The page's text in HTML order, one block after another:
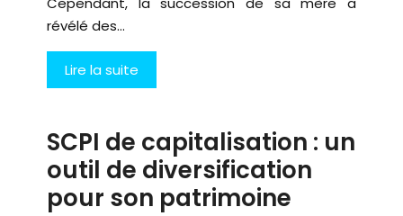
révélé des…
Lire la suite
SCPI de capitalisation : un
outil de diversification
pour son patrimoine